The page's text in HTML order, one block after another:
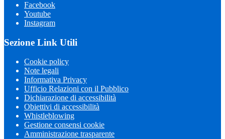
Facebook
Youtube
Instagram
Sezione Link Utili
Cookie policy
Note legali
Informativa Privacy
Ufficio Relazioni con il Pubblico
Dichiarazione di accessibilità
Obiettivi di accessibilità
Whistleblowing
Gestione consensi cookie
Amministrazione trasparente